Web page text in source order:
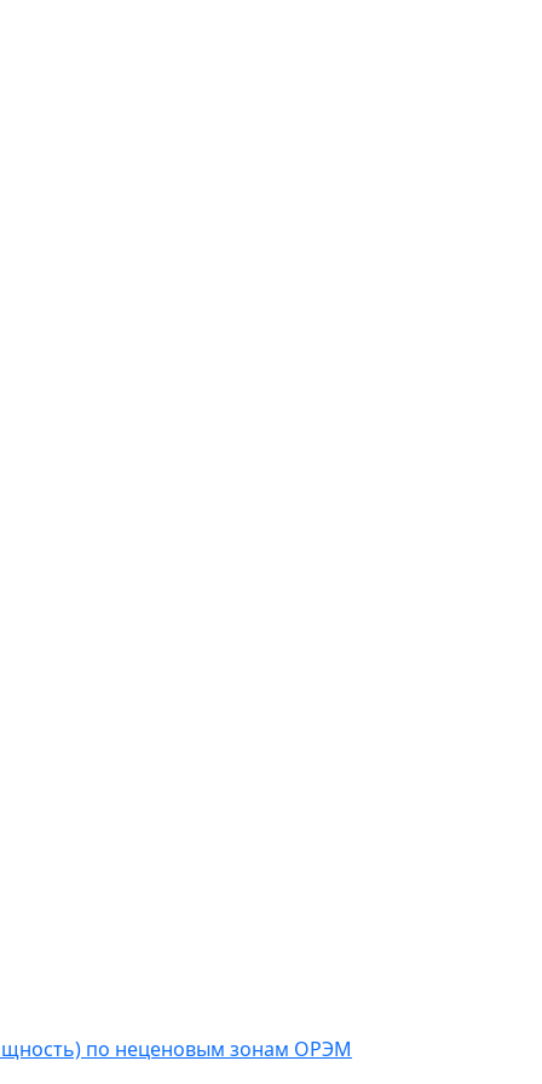
по неценовым зонам ОРЭМ